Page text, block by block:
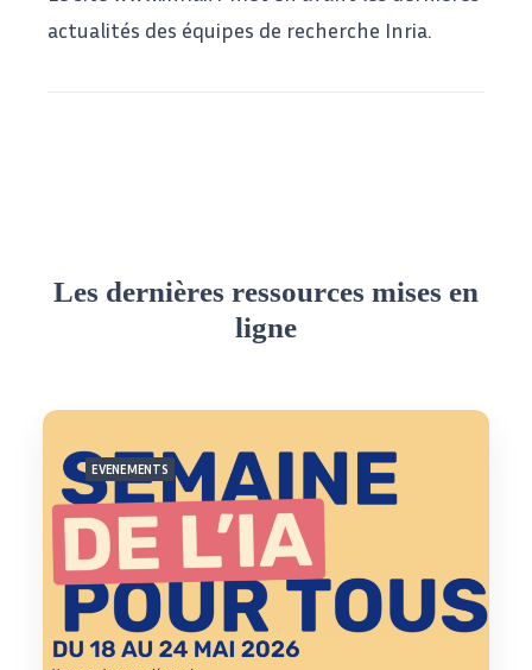
actualités des équipes de recherche Inria.
Les dernières ressources mises en
ligne
EVENEMENTS